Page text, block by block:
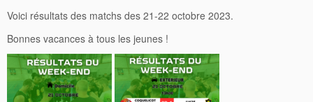
Voici résultats des matchs des 21-22 octobre 2023.
Bonnes vacances à tous les jeunes !